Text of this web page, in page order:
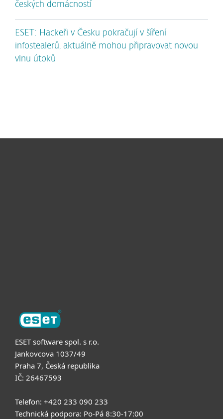
českých domácností
ESET: Hackeři v Česku pokračují v šíření
infostealerů, aktuálně mohou připravovat novou
vlnu útoků
ESET software spol. s r.o.
Jankovcova 1037/49
Praha 7, Česká republika
IČ: 26467593
Telefon: +420 233 090 233
Technická podpora: Po-Pá 8:30-17:00